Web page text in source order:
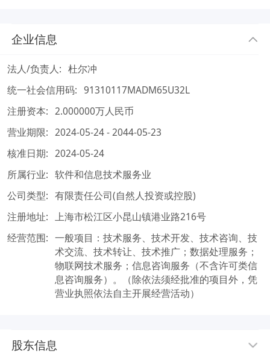
企业信息
法人/负责人: 杜尔冲
统一社会信用码: 91310117MADM65U32L
注册资本: 2.000000万人民币
营业期限: 2024-05-24 - 2044-05-23
核准日期: 2024-05-24
所属行业: 软件和信息技术服务业
公司类型: 有限责任公司(自然人投资或控股)
注册地址: 上海市松江区小昆山镇港业路216号
经营范围: 一般项目：技术服务、技术开发、技术咨询、技
术交流、技术转让、技术推广；数据处理服务；
物联网技术服务；信息咨询服务（不含许可类信
息咨询服务）。（除依法须经批准的项目外，凭
营业执照依法自主开展经营活动）
股东信息